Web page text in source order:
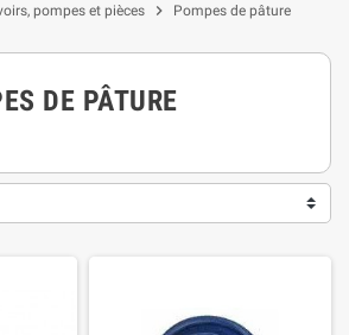
pompes et pièces chevron_right Pompes de pâture
DE PÂTURE